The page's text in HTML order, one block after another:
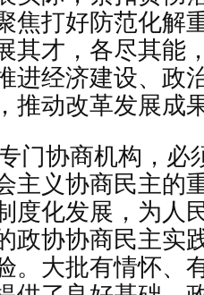
焦打好防范化解
其才，各尽其能
进经济建设、政
推动改革发展成
门协商机构，
主义协商民主的
度化发展，为人
政协协商民主实
。大批有情怀、